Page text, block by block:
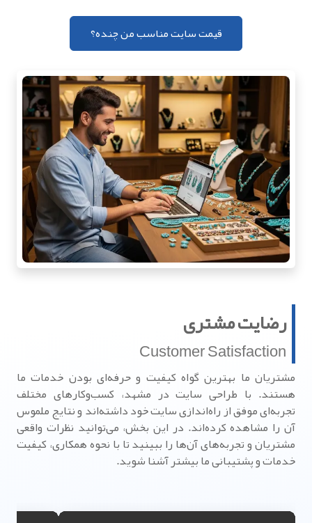
قیمت سایت مناسب من چنده؟
رضایت مشتری
Customer Satisfaction
مشتریان ما بهترین گواه کیفیت و حرفه‌ای بودن خدمات ما
هستند. با طراحی سایت در مشهد، کسب‌وکارهای مختلف
تجربه‌ای موفق از راه‌اندازی سایت خود داشته‌اند و نتایج ملموس
آن را مشاهده کرده‌اند. در این بخش، می‌توانید نظرات واقعی
مشتریان و تجربه‌های آن‌ها را ببینید تا با نحوه همکاری، کیفیت
خدمات و پشتیبانی ما بیشتر آشنا شوید.